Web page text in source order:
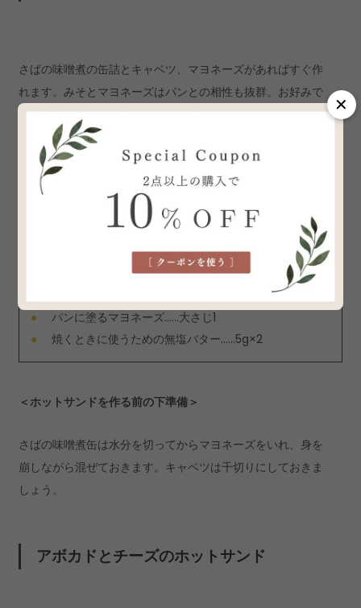
さばの味噌煮の缶詰とキャベツ、マヨネーズがあればすぐ作
れます。みそとマヨネーズはパンとの相性も抜群。お好みで
キャベツを倍量するのもおすすめです。
＜1人分の材料＞
食パン（8枚orまたは10枚切り）……2枚
さばの味噌煮缶……1/2缶
マヨネーズ……大さじ2
キャベツの千切り……キャベツ1枚分（ふたつかみ程
パンに塗るマヨネーズ……大さじ1
焼くときに使うための無塩バター……5g×2
＜ホットサンドを作る前の下準備＞
さばの味噌煮缶は水分を切ってからマヨネーズをいれ、身を
崩しながら混ぜておきます。キャベツは千切りにしておきま
しょう。
アボカドとチーズのホットサンド
✕